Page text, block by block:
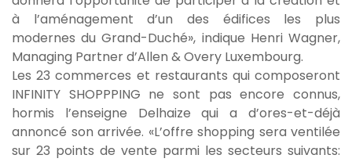
à l’aménagement d’un des édifices les plus
modernes du Grand-Duché», indique Henri Wagner,
Managing Partner d’Allen & Overy Luxembourg.
Les 23 commerces et restaurants qui composeront
INFINITY SHOPPPING ne sont pas encore connus,
hormis l’enseigne Delhaize qui a d’ores-et-déjà
annoncé son arrivée. «L’offre shopping sera ventilée
sur 23 points de vente parmi les secteurs suivants: